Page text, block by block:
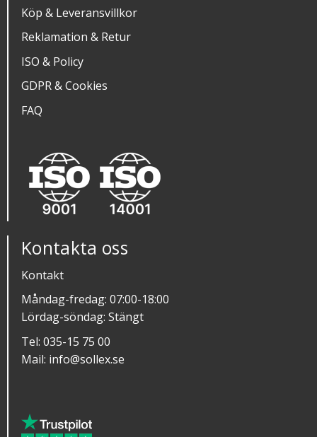
Köp & Leveransvillkor
Reklamation & Retur
ISO & Policy
GDPR & Cookies
FAQ
Kontakta oss
Kontakt
Måndag-fredag: 07:00-18:00
Lördag-söndag: Stängt
Tel: 035-15 75 00
Mail: info@sollex.se